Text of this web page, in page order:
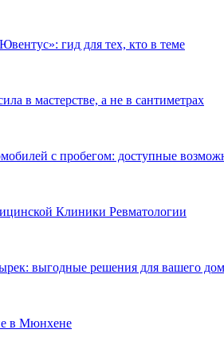
гид для тех, кто в теме
в мастерстве, а не в сантиметрах
с пробегом: доступные
Клиники Ревматологии
выгодные решения для вашего
в Мюнхене